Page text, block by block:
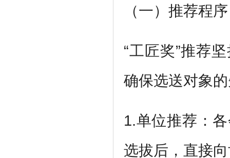
（一）推荐程序
“工匠奖”推荐
确保选送对象
1.单位推荐：
选拔后，直接